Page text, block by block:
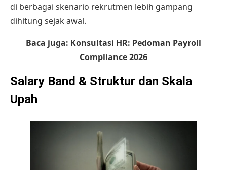
di berbagai skenario rekrutmen lebih gampang
dihitung sejak awal.
Baca juga: Konsultasi HR: Pedoman Payroll
Compliance 2026
Salary Band & Struktur dan Skala
Upah